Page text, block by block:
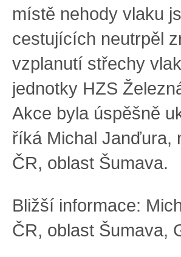
místě nehody vlaku
cestujících neutrpěl
vzplanutí střechy
jednotky HZS
Akce byla úspěšně
říká Michal Janďura,
ČR, oblast Šumava.
Bližší informace:
ČR, oblast Šumava,